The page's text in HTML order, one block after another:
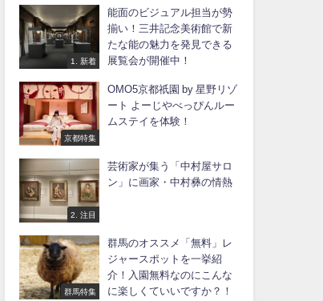
1. 新着
能面のビジュアル担当が勢
揃い！三井記念美術館で新
たな能の魅力を発見できる
展覧会が開催中！
京都特集
OMO5京都祇園 by 星野リゾ
ート よーじやべっぴんルー
ムステイを体験！
2. 注目
芸術家が集う「中村屋サロ
ン」に画家・中村彝の情熱
群馬特集
群馬のオススメ「無料」レ
ジャースポットを一挙紹
介！入園無料なのにこんな
に楽しくていいですか？！